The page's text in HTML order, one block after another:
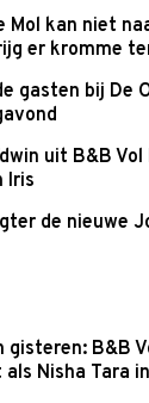
Mol kan niet
er kromme
gasten bij De
uit B&B
Iris
de nieuwe
gisteren: B&B
Nisha Tara